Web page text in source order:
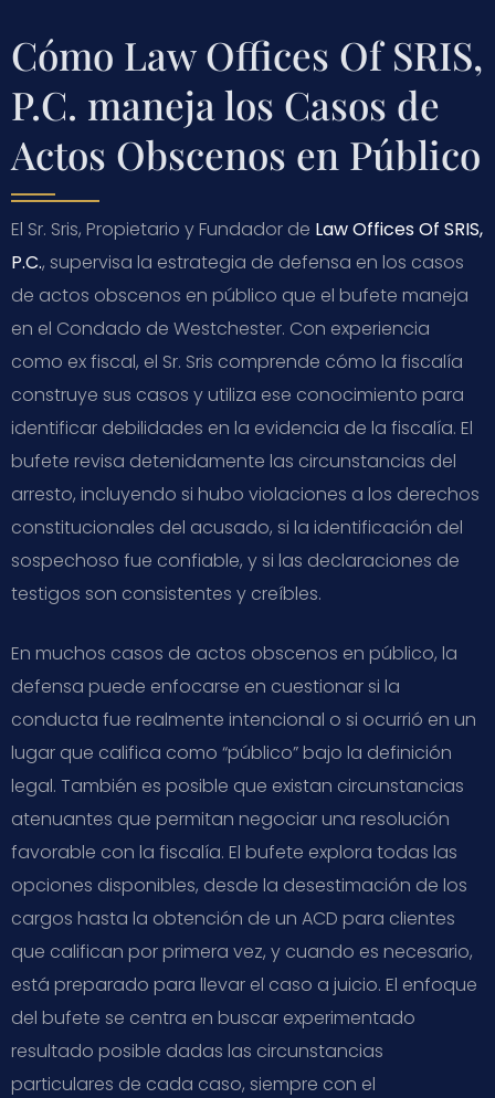
Cómo Law Offices Of SRIS,
P.C. maneja los Casos de
Actos Obscenos en Público
El Sr. Sris, Propietario y Fundador de Law Offices Of SRIS,
P.C., supervisa la estrategia de defensa en los casos
de actos obscenos en público que el bufete maneja
en el Condado de Westchester. Con experiencia
como ex fiscal, el Sr. Sris comprende cómo la fiscalía
construye sus casos y utiliza ese conocimiento para
identificar debilidades en la evidencia de la fiscalía. El
bufete revisa detenidamente las circunstancias del
arresto, incluyendo si hubo violaciones a los derechos
constitucionales del acusado, si la identificación del
sospechoso fue confiable, y si las declaraciones de
testigos son consistentes y creíbles.
En muchos casos de actos obscenos en público, la
defensa puede enfocarse en cuestionar si la
conducta fue realmente intencional o si ocurrió en un
lugar que califica como “público” bajo la definición
legal. También es posible que existan circunstancias
atenuantes que permitan negociar una resolución
favorable con la fiscalía. El bufete explora todas las
opciones disponibles, desde la desestimación de los
cargos hasta la obtención de un ACD para clientes
que califican por primera vez, y cuando es necesario,
está preparado para llevar el caso a juicio. El enfoque
del bufete se centra en buscar experimentado
resultado posible dadas las circunstancias
particulares de cada caso, siempre con el